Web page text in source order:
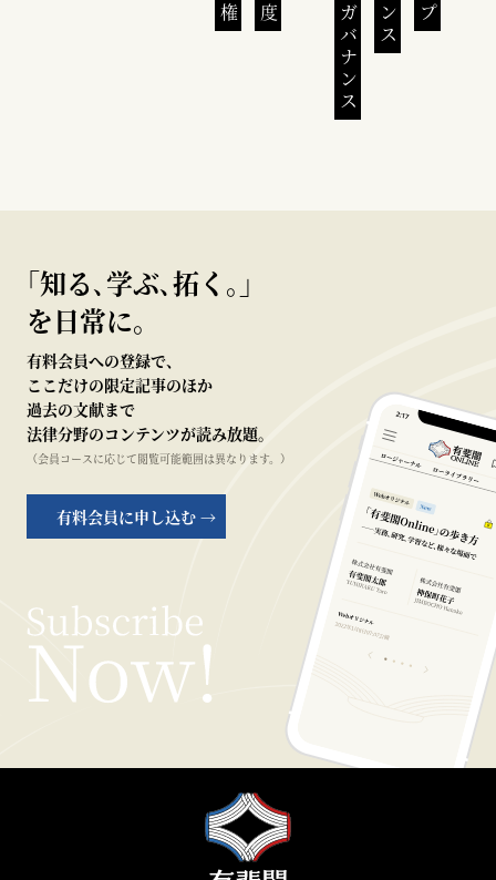
｢知る､学ぶ､拓く｡｣
を日常に。
有料会員への登録で、
ここだけの限定記事のほか
過去の文献まで
法律分野のコンテンツが読み放題。
（会員コースに応じて閲覧可能範囲は異なります。）
有料会員に申し込む →